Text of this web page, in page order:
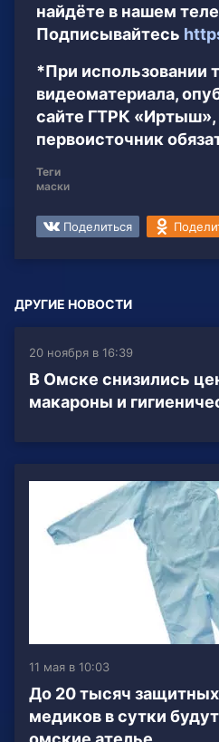
найдёте в нашем
Подписывайтесь
*При использовании
видеоматериала,
сайте ГТРК «Иртыш»,
первоисточник
Теги
маски
Поделиться
ДРУГИЕ НОВОСТИ
20 ноября в 16:39
В Омске снизились
макароны и
11 мая в 10:03
До 20 тысяч
медиков в сутки